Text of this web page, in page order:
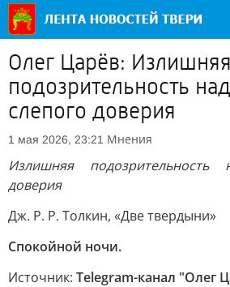
Олег Царёв: Излишняя
подозрительность
слепого доверия
1 мая 2026, 23:21 Мнения
Излишняя подозрительность
доверия
Дж. Р. Р. Толкин, «Две твердыни»
Спокойной ночи.
Источник: Telegram-канал "Олег